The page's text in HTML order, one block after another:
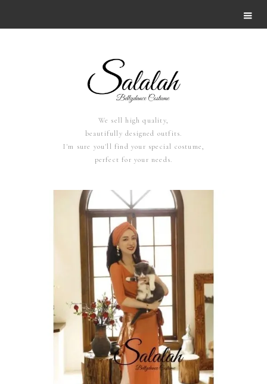
We sell high quality,
beautifully designed outfits.
I'm sure you'll find your special costume,
perfect for your needs.